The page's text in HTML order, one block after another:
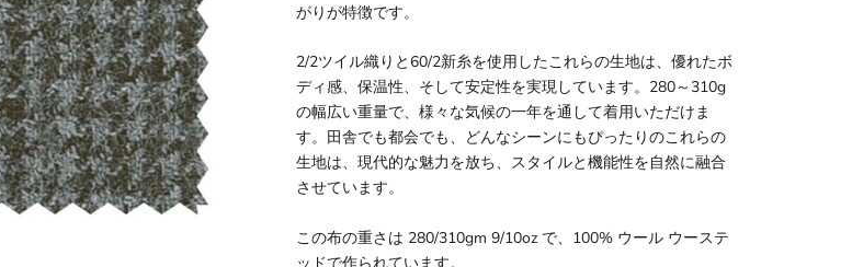
がりが特徴です。
2/2ツイル織りと60/2新糸を使用したこれらの生地は、優れたボ
ディ感、保温性、そして安定性を実現しています。280～310g
の幅広い重量で、様々な気候の一年を通して着用いただけま
す。田舎でも都会でも、どんなシーンにもぴったりのこれらの
生地は、現代的な魅力を放ち、スタイルと機能性を自然に融合
させています。
この布の重さは 280/310gm 9/10oz で、100% ウール ウーステ
ッドで作られています。